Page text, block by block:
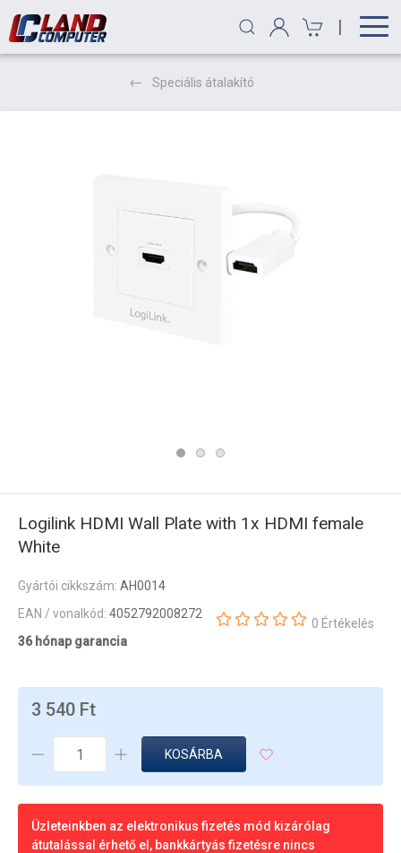
|
Speciális átalakító
Logilink HDMI Wall Plate with 1x HDMI female
White
Gyártói cikkszám: AH0014
EAN / vonalkód: 4052792008272
36 hónap garancia
0 Értékelés
3 540 Ft
KOSÁRBA
Üzleteinkben az elektronikus fizetés mód kizárólag
átutalással érhető el, bankkártyás fizetésre nincs